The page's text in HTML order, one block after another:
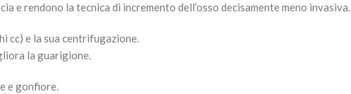
e rendono la tecnica di incremento dell’osso decisamente meno invasiva.
cc) e la sua centrifugazione.
la guarigione.
e gonfiore.